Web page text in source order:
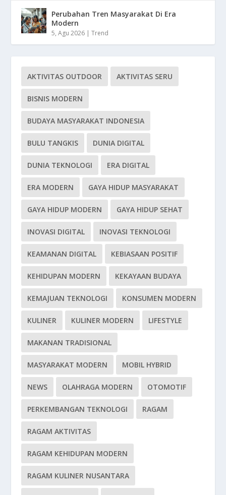
Perubahan Tren Masyarakat Di Era
Modern
5, Agu 2026 |Trend
AKTIVITAS OUTDOOR AKTIVITAS SERU
BISNIS MODERN
BUDAYA MASYARAKAT INDONESIA
BULU TANGKIS DUNIA DIGITAL
DUNIA TEKNOLOGI ERA DIGITAL
ERA MODERN GAYA HIDUP MASYARAKAT
GAYA HIDUP MODERN GAYA HIDUP SEHAT
INOVASI DIGITAL INOVASI TEKNOLOGI
KEAMANAN DIGITAL KEBIASAAN POSITIF
KEHIDUPAN MODERN KEKAYAAN BUDAYA
KEMAJUAN TEKNOLOGI KONSUMEN MODERN
KULINER KULINER MODERN LIFESTYLE
MAKANAN TRADISIONAL
MASYARAKAT MODERN MOBIL HYBRID
NEWS OLAHRAGA MODERN OTOMOTIF
PERKEMBANGAN TEKNOLOGI RAGAM
RAGAM AKTIVITAS
RAGAM KEHIDUPAN MODERN
RAGAM KULINER NUSANTARA